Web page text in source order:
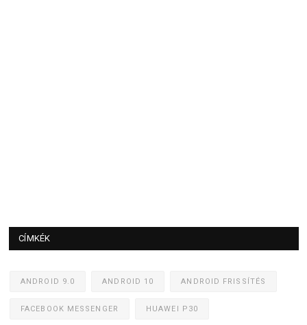
CÍMKÉK
ANDROID 9.0 ANDROID 10 ANDROID FRISSÍTÉS
FACEBOOK MESSENGER HUAWEI P30